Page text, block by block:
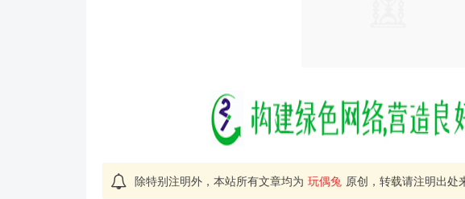
除特别注明外，本站所有文章均为 玩偶兔 原创，转载请注明出处